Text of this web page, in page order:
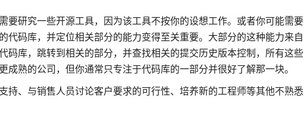
研究一些开源工具，因为该工具不按你的设想工作。或者你可能需要
码库，并定位相关部分的能力变得至关重要。大部分的这种能力来自
库，跳转到相关的部分，并查找相关的提交历史版本控制，所有这些
熟的公司，但你通常只专注于代码库的一部分并很好了解那一块。
、与销售人员讨论客户要求的可行性、培养新的工程师等其他不熟悉